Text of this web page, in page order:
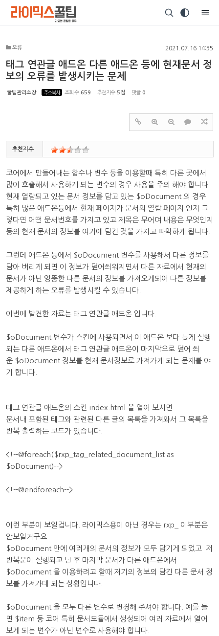
오류 2021.07.16 14:35
태그 연관글 애드온 다른 애드온 등에 현재문서 정
보의 오류를 발생시키는 문제
꿀팁관리소장 주소복사 조회 수 659 추천지수 5점 댓글 0
추천지수
코어에서 만들어내는 함수나 변수 등을 이용할때 특히 다른 곳에서
많이 호출해서 사용하게 되는 변수의 경우 사용을 주의 해야 합니다.
현재 열람되고 있는 문서 정보를 담고 있는 $oDocument 의 경우
특히 많은 애드온등에서 현재 페이지가 문서의 열람 페이지 인지 그
렇다면 어떤 문서번호를 가지고 있고 제목은 무어며 내용은 무엇인지
등의 현재 문서의 정보를 여기에 담긴 것을 가지고 파악하게 됩니다.
그런데 애드온 등에서 $oDocument 변수를 사용해서 다른 정보를
담아 버리게 되면 이 정보가 덮어씌워지면서 다른 자료에서 현재의
문서가 아닌 엉뚱한 다른 문서의 정보를 가져오게되어 다른 정보를
제공하게 하는 오류를 발생시킬 수 있습니다.
이번에 발견한 자료는 태그 연관글 애드온 입니다.
$oDocument 변수가 스킨에 사용되면서 이 애드온 보다 늦게 실행
되는 다른 애드온에서 태그 연관글 애드온이 마지막으로 덮어 씌
운 $oDocument 정보를 현재 문서정보로 가져가게 되는 문제를 야
기 합니다.
태그 연관글 애드온의 스킨 index.html 을 열어 보시면
문서내 포함된 태그와 관련된 다른 글의 목록을 가져와서 그 목록을
반복 출력하는 코드가 있습니다.
<!--@foreach($rxp_tag_related_document_list as
$oDocument)-->
<!--@endforeach-->
이런 부분이 보일겁니다. 라이믹스용이 아닌 경우는 rxp_ 이부분은
안보일거구요.
$oDocument 안에 여러개의 문서의 정보가 모두 담기게 되었고 저
반복문이 실행되고 난 후 마지막 문서가 다른 애드온에서
$oDocument 을 이용하려고 할때 저기의 정보의 담긴 다른 문서 정
보를 가져가데 되는 상황입니다.
$oDocument 을 모두 다른 변수로 변경해 주셔야 합니다. 예를 들
면 $item 등 코어 특히 문서모듈에서 생성되어 여러 자료에서 열어
보게 되는 변수가 아닌 변수로 사용해야 합니다.
Sketchbook5, 스케치북5
Sketchbook5, 스케치북5